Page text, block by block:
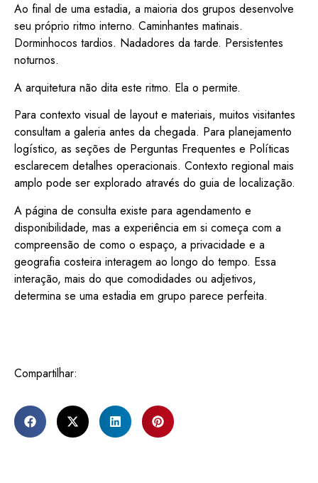
Ao final de uma estadia, a maioria dos grupos desenvolve
seu próprio ritmo interno. Caminhantes matinais.
Dorminhocos tardios. Nadadores da tarde. Persistentes
noturnos.
A arquitetura não dita este ritmo. Ela o permite.
Para contexto visual de layout e materiais, muitos visitantes
consultam a galeria antes da chegada. Para planejamento
logístico, as seções de Perguntas Frequentes e Políticas
esclarecem detalhes operacionais. Contexto regional mais
amplo pode ser explorado através do guia de localização.
A página de consulta existe para agendamento e
disponibilidade, mas a experiência em si começa com a
compreensão de como o espaço, a privacidade e a
geografia costeira interagem ao longo do tempo. Essa
interação, mais do que comodidades ou adjetivos,
determina se uma estadia em grupo parece perfeita.
Compartilhar: